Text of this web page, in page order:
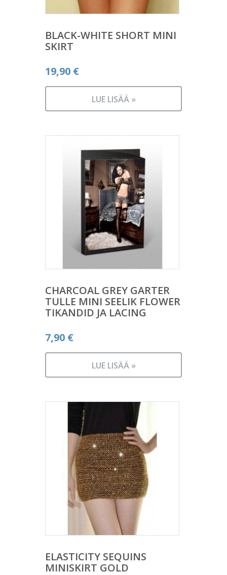
BLACK-WHITE SHORT MINI
SKIRT
19,90 €
LUE LISÄÄ »
CHARCOAL GREY GARTER
TULLE MINI SEELIK FLOWER
TIKANDID JA LACING
7,90 €
LUE LISÄÄ »
ELASTICITY SEQUINS
MINISKIRT GOLD